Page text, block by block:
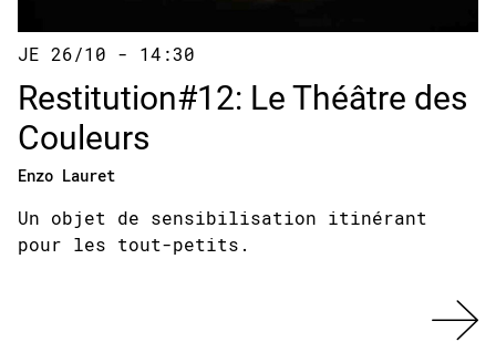
JE 26/10 - 14:30
Restitution#12: Le Théâtre des
Couleurs
Enzo Lauret
Un objet de sensibilisation itinérant
pour les tout-petits.